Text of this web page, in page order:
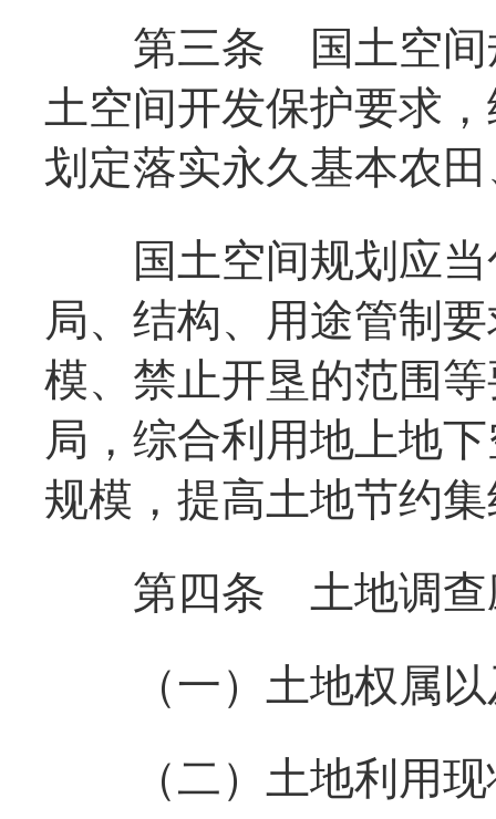
第三条 国土空间
土空间开发保护要求
划定落实永久基本农
国土空间规划应当
局、结构、用途管制
模、禁止开垦的范围
局，综合利用地上地
规模，提高土地节约
第四条 土地调查
（一）土地权属以
（二）土地利用现